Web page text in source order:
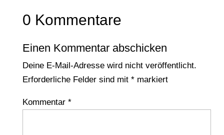
0 Kommentare
Einen Kommentar abschicken
Deine E-Mail-Adresse wird nicht veröffentlicht.
Erforderliche Felder sind mit *markiert
Kommentar *